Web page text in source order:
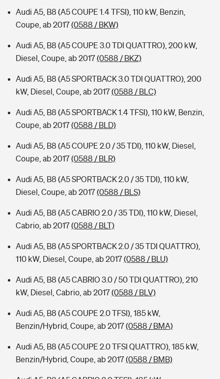
Audi A5, B8 (A5 COUPE 1.4 TFSI), 110 kW, Benzin,
Coupe, ab 2017(0588 / BKW)
Audi A5, B8 (A5 COUPE 3.0 TDI QUATTRO), 200 kW,
Diesel, Coupe, ab 2017(0588 / BKZ)
Audi A5, B8 (A5 SPORTBACK 3.0 TDI QUATTRO), 200
kW, Diesel, Coupe, ab 2017(0588 / BLC)
Audi A5, B8 (A5 SPORTBACK 1.4 TFSI), 110 kW, Benzin,
Coupe, ab 2017(0588 / BLD)
Audi A5, B8 (A5 COUPE 2.0 / 35 TDI), 110 kW, Diesel,
Coupe, ab 2017(0588 / BLR)
Audi A5, B8 (A5 SPORTBACK 2.0 / 35 TDI), 110 kW,
Diesel, Coupe, ab 2017(0588 / BLS)
Audi A5, B8 (A5 CABRIO 2.0 / 35 TDI), 110 kW, Diesel,
Cabrio, ab 2017(0588 / BLT)
Audi A5, B8 (A5 SPORTBACK 2.0 / 35 TDI QUATTRO),
110 kW, Diesel, Coupe, ab 2017(0588 / BLU)
Audi A5, B8 (A5 CABRIO 3.0 / 50 TDI QUATTRO), 210
kW, Diesel, Cabrio, ab 2017(0588 / BLV)
Audi A5, B8 (A5 COUPE 2.0 TFSI), 185 kW,
Benzin/Hybrid, Coupe, ab 2017(0588 / BMA)
Audi A5, B8 (A5 COUPE 2.0 TFSI QUATTRO), 185 kW,
Benzin/Hybrid, Coupe, ab 2017(0588 / BMB)